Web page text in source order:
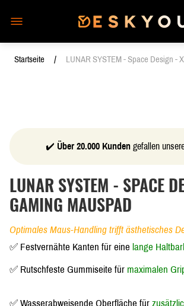
Laden-
Logo"
Startseite / LUNAR SYSTEM - Space Design -
✔️ Über 20.000 Kundengefallen
LUNAR SYSTEM - SPACE
GAMING MAUSPAD
Optimales Maus-Handling trifft ästhetisches
✅ Festvernähte Kanten für eine lange
✅ Rutschfeste Gummiseite für maximalen
✅ Wasserabweisende Oberfläche für